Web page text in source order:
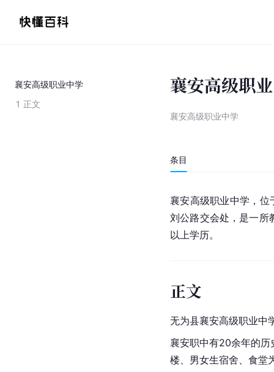
襄安高级职业中学
1 正文
襄安高级职
襄安高级职业中学
条目
襄安高级职业中学，位
刘公路交会处，是一所
以上学历。
正文
无为县襄安高级职业
襄安职中有20余年的
楼、男女生宿舍、食堂